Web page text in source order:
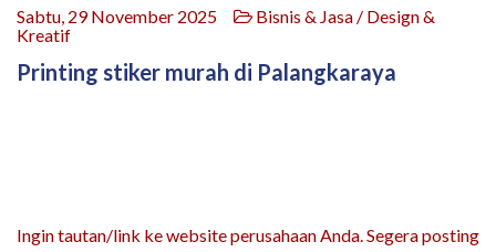
Sabtu, 29 November 2025
Bisnis & Jasa / Design &
Kreatif
Printing stiker murah di Palangkaraya
Ingin tautan/link ke website perusahaan Anda. Segera posting